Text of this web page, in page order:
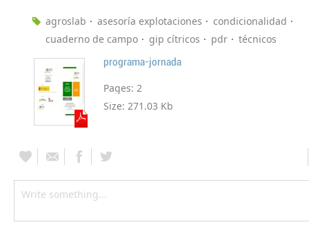
agroslab asesoría explotaciones
condicionalidad
cuaderno de campo
gip cítricos pdr técnicos
programa-jornada
Pages: 2
Size: 271.03 Kb